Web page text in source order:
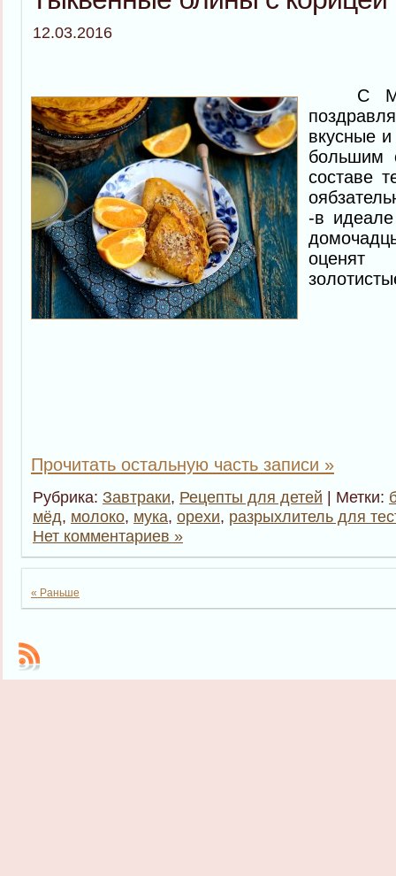
12.03.2016
С
вкусные
большим
составе
-в
Прочитать остальную часть записи »
Рубрика: Завтраки, Рецепты для детей | Метки:
мёд, молоко, мука, орехи, разрыхлитель для
Нет комментариев »
« Раньше